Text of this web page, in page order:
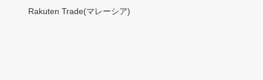
Rakuten Trade(マレーシア)